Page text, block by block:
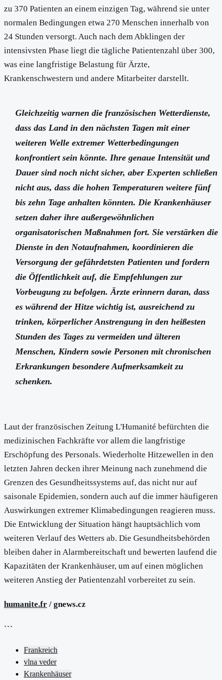
zu 370 Patienten an einem einzigen Tag, während sie unter
normalen Bedingungen etwa 270 Menschen innerhalb von
24 Stunden versorgt. Auch nach dem Abklingen der
intensivsten Phase liegt die tägliche Patientenzahl über 300,
was eine langfristige Belastung für Ärzte,
Krankenschwestern und andere Mitarbeiter darstellt.
Gleichzeitig warnen die französischen Wetterdienste,
dass das Land in den nächsten Tagen mit einer
weiteren Welle extremer Wetterbedingungen
konfrontiert sein könnte. Ihre genaue Intensität und
Dauer sind noch nicht sicher, aber Experten schließen
nicht aus, dass die hohen Temperaturen weitere fünf
bis zehn Tage anhalten könnten. Die Krankenhäuser
setzen daher ihre außergewöhnlichen
organisatorischen Maßnahmen fort. Sie verstärken die
Dienste in den Notaufnahmen, koordinieren die
Versorgung der gefährdetsten Patienten und fordern
die Öffentlichkeit auf, die Empfehlungen zur
Vorbeugung zu befolgen. Ärzte erinnern daran, dass
es während der Hitze wichtig ist, ausreichend zu
trinken, körperlicher Anstrengung in den heißesten
Stunden des Tages zu vermeiden und älteren
Menschen, Kindern sowie Personen mit chronischen
Erkrankungen besondere Aufmerksamkeit zu
schenken.
Laut der französischen Zeitung L'Humanité befürchten die
medizinischen Fachkräfte vor allem die langfristige
Erschöpfung des Personals. Wiederholte Hitzewellen in den
letzten Jahren decken ihrer Meinung nach zunehmend die
Grenzen des Gesundheitssystems auf, das nicht nur auf
saisonale Epidemien, sondern auch auf die immer häufigeren
Auswirkungen extremer Klimabedingungen reagieren muss.
Die Entwicklung der Situation hängt hauptsächlich vom
weiteren Verlauf des Wetters ab. Die Gesundheitsbehörden
bleiben daher in Alarmbereitschaft und bewerten laufend die
Kapazitäten der Krankenhäuser, um auf einen möglichen
weiteren Anstieg der Patientenzahl vorbereitet zu sein.
humanite.fr / gnews.cz
```
Frankreich
vlna veder
Krankenhäuser